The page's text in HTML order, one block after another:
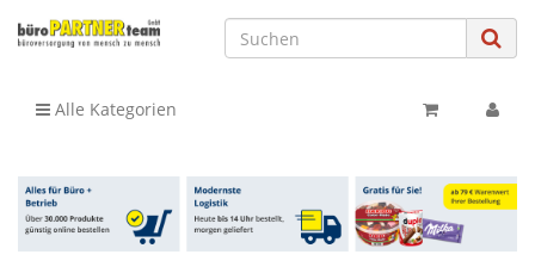
Alle Kategorien